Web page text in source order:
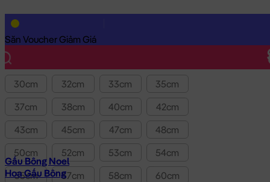
Săn Voucher Giảm Giá
Gấu Bông Noel
Hoa Gấu Bông
Lọc theo Giá SP:
Giá
Kích thước
30cm 32cm 33cm
35cm
37cm
38cm 40cm
42cm
43cm
45cm 47cm
48cm
50cm
52cm 53cm
54cm
55cm
57cm 58cm
60cm